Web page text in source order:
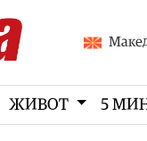
ЖИВОТ 5